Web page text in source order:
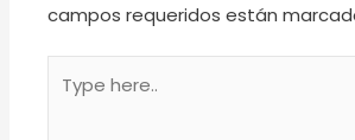
campos requeridos están
here..